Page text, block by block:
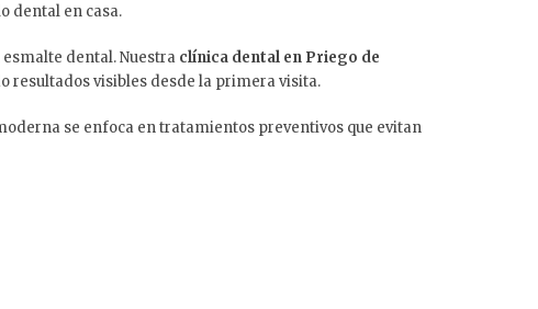
dental en casa.
dental. Nuestra clínica dental en Priego de
resultados visibles desde la primera visita.
se enfoca en tratamientos preventivos que evitan